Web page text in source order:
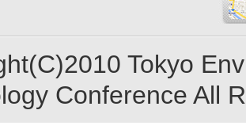
Tokyo
Conference All